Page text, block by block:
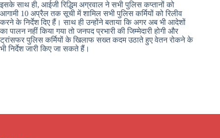
इसके साथ ही, आईजी रिद्धिम अग्रवाल ने सभी पुलिस कप्तानों को
आगामी 10 अप्रैल तक सूची में शामिल सभी पुलिस कर्मियों को रिलीव
करने के निर्देश दिए हैं। साथ ही उन्होंने बताया कि अगर अब भी आदेशों
का पालन नहीं किया गया तो जनपद प्रभारी की जिम्मेदारी होगी और
ट्रांसफर पुलिस कर्मियों के खिलाफ सख्त कदम उठाते हुए वेतन रोकने के
भी निर्देश जारी किए जा सकते हैं।